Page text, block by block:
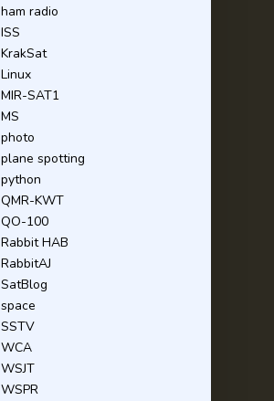
ham radio
ISS
KrakSat
Linux
MIR-SAT1
MS
photo
plane spotting
python
QMR-KWT
QO-100
Rabbit HAB
RabbitAJ
SatBlog
space
SSTV
WCA
WSJT
WSPR